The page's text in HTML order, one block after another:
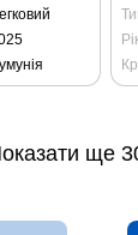
ще